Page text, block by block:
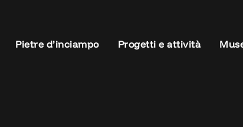
Pietre d’inciampo Progetti e attività